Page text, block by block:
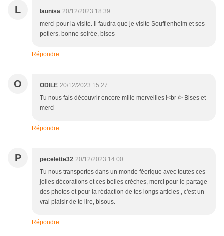
L launisa 20/12/2023 18:39
merci pour la visite. Il faudra que je visite Soufflenheim et ses
potiers. bonne soirée, bises
Répondre
O ODILE 20/12/2023 15:27
Tu nous fais découvrir encore mille merveilles !<br /> Bises et
merci
Répondre
P pecelette32 20/12/2023 14:00
Tu nous transportes dans un monde féerique avec toutes ces
jolies décorations et ces belles crèches, merci pour le partage
des photos et pour la rédaction de tes longs articles , c'est un
vrai plaisir de te lire, bisous.
Répondre